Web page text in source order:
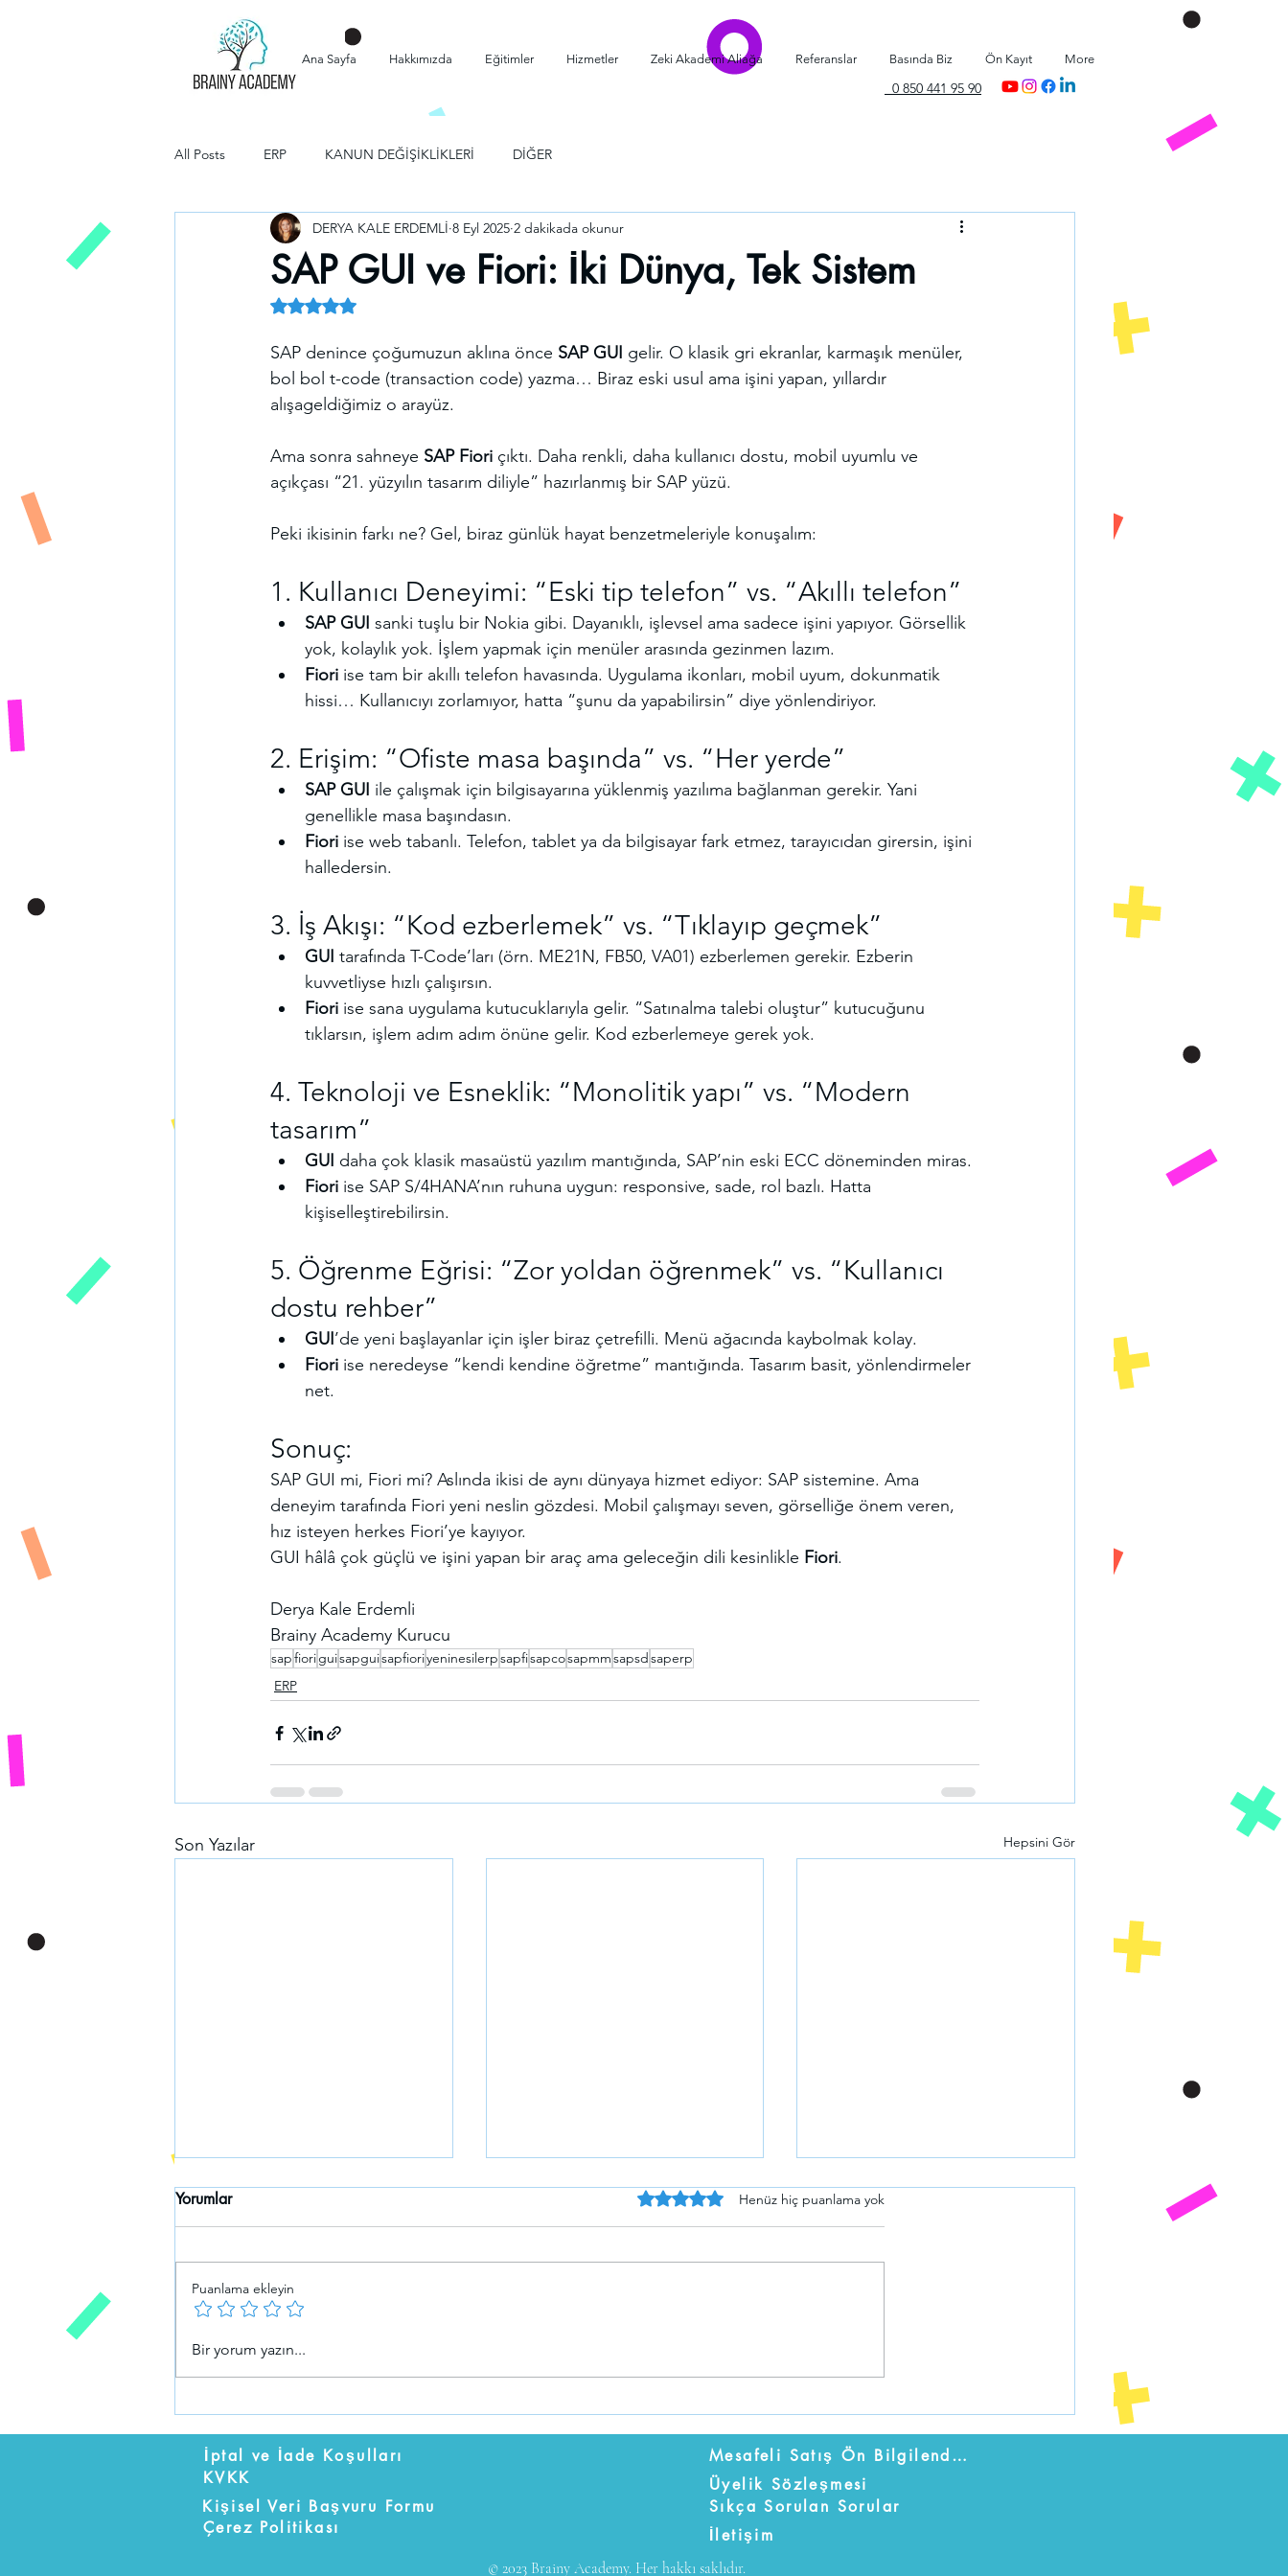
Ana Sayfa Hakkımızda Eğitimler Hizmetler Zeki Akademi Aliağa Referanslar Basında Biz Ön Kayıt More
0 850 441 95 90
All Posts ERP KANUN DEĞİŞİKLİKLERİ DİĞER
SAP GUI ve Fiori: İki Dünya, Tek Sistem
DERYA KALE ERDEMLİ 8 Eyl 2025 2 dakikada okunur
5 üzerinden NaN yıldız
SAP denince çoğumuzun aklına önce SAP GUI gelir. O klasik gri ekranlar, karmaşık menüler,
bol bol t-code (transaction code) yazma… Biraz eski usul ama işini yapan, yıllardır
alışageldiğimiz o arayüz.
Ama sonra sahneye SAP Fiori çıktı. Daha renkli, daha kullanıcı dostu, mobil uyumlu ve
açıkçası “21. yüzyılın tasarım diliyle” hazırlanmış bir SAP yüzü.
Peki ikisinin farkı ne? Gel, biraz günlük hayat benzetmeleriyle konuşalım:
1. Kullanıcı Deneyimi: “Eski tip telefon” vs. “Akıllı telefon”
SAP GUI sanki tuşlu bir Nokia gibi. Dayanıklı, işlevsel ama sadece işini yapıyor. Görsellik
yok, kolaylık yok. İşlem yapmak için menüler arasında gezinmen lazım.
Fiori ise tam bir akıllı telefon havasında. Uygulama ikonları, mobil uyum, dokunmatik
hissi… Kullanıcıyı zorlamıyor, hatta “şunu da yapabilirsin” diye yönlendiriyor.
2. Erişim: “Ofiste masa başında” vs. “Her yerde”
SAP GUI ile çalışmak için bilgisayarına yüklenmiş yazılıma bağlanman gerekir. Yani
genellikle masa başındasın.
Fiori ise web tabanlı. Telefon, tablet ya da bilgisayar fark etmez, tarayıcıdan girersin, işini
halledersin.
3. İş Akışı: “Kod ezberlemek” vs. “Tıklayıp geçmek”
GUI tarafında T-Code’ları (örn. ME21N, FB50, VA01) ezberlemen gerekir. Ezberin
kuvvetliyse hızlı çalışırsın.
Fiori ise sana uygulama kutucuklarıyla gelir. “Satınalma talebi oluştur” kutucuğunu
tıklarsın, işlem adım adım önüne gelir. Kod ezberlemeye gerek yok.
4. Teknoloji ve Esneklik: “Monolitik yapı” vs. “Modern
tasarım”
GUI daha çok klasik masaüstü yazılım mantığında, SAP’nin eski ECC döneminden miras.
Fiori ise SAP S/4HANA’nın ruhuna uygun: responsive, sade, rol bazlı. Hatta
kişiselleştirebilirsin.
5. Öğrenme Eğrisi: “Zor yoldan öğrenmek” vs. “Kullanıcı
dostu rehber”
GUI’de yeni başlayanlar için işler biraz çetrefilli. Menü ağacında kaybolmak kolay.
Fiori ise neredeyse “kendi kendine öğretme” mantığında. Tasarım basit, yönlendirmeler
net.
Sonuç:
SAP GUI mi, Fiori mi? Aslında ikisi de aynı dünyaya hizmet ediyor: SAP sistemine. Ama
deneyim tarafında Fiori yeni neslin gözdesi. Mobil çalışmayı seven, görselliğe önem veren,
hız isteyen herkes Fiori’ye kayıyor.
GUI hâlâ çok güçlü ve işini yapan bir araç ama geleceğin dili kesinlikle Fiori.
Derya Kale Erdemli
Brainy Academy Kurucu
sapfioriguisapguisapfioriyeninesilerpsapfisapcosapmmsapsdsaperp
ERP
Son Yazılar Hepsini Gör
SAP İÇ SİPARİŞLER İLE
MALİYET KONTROLÜ VE
Analiz: Verimliliği Artıran
Tabanı Index Bakımı
Yorumlar 5 üzerinden 0 yıldızHenüz hiç puanlama yok
Puanlama ekleyin
Bir yorum yazın...
İptal ve İade Koşulları
KVKK
Kişisel Veri Başvuru Formu
Çerez Politikası
Mesafeli Satış Ön Bilgilendirme Formu
Üyelik Sözleşmesi
Sıkça Sorulan Sorular
İletişim
© 2023 Brainy Academy. Her hakkı saklıdır.